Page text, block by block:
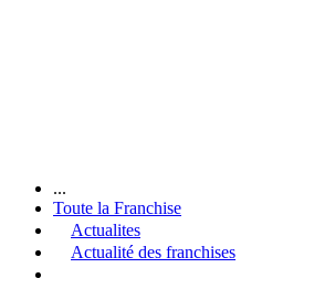
...
Toute la Franchise
Actualites
Actualité des franchises